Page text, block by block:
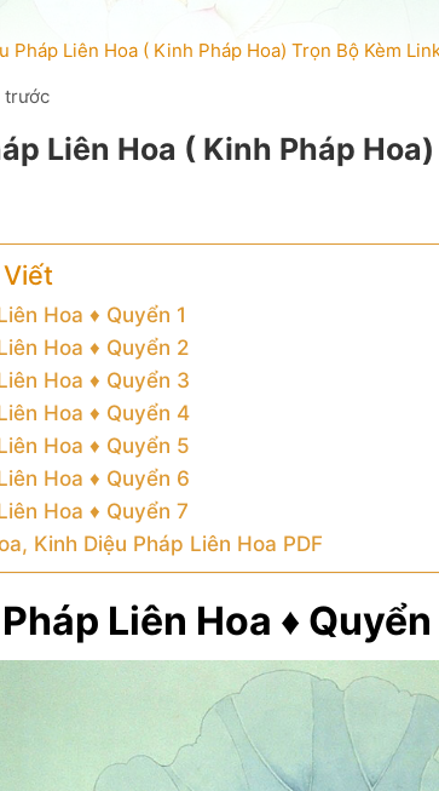
Pháp Liên Hoa ( Kinh Pháp Hoa) Trọn Bộ Kèm
trước
Liên Hoa ( Kinh Pháp
Hoa ♦ Quyển 1
Hoa ♦ Quyển 2
Hoa ♦ Quyển 3
Hoa ♦ Quyển 4
Hoa ♦ Quyển 5
Hoa ♦ Quyển 6
Hoa ♦ Quyển 7
Kinh Diệu Pháp Liên Hoa PDF
Liên Hoa ♦ Quyển